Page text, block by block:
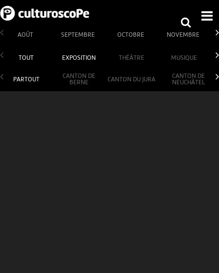
AOÛT SEPTEMBRE OCTOBRE NOVEMBRE
TOUT EXPOSITION THÉÂTRE MUSIQUE
PARTOUT
CANTON DE
BERNE
CANTON DU JURA
CANTON DE
NEUCHÂTEL